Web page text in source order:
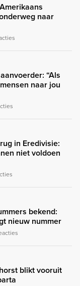
naar
“Als
naar jou
in Eredivisie:
niet voldoen
bekend:
nieuw nummer
blikt vooruit